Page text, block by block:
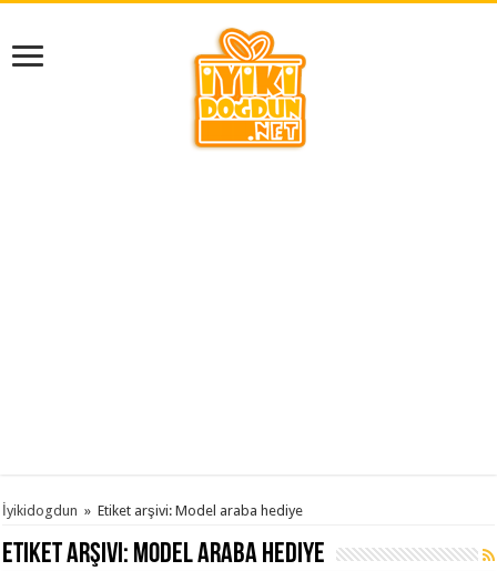
İyikidogdun » Etiket arşivi: Model araba hediye
Etiket arşivi: Model araba hediye